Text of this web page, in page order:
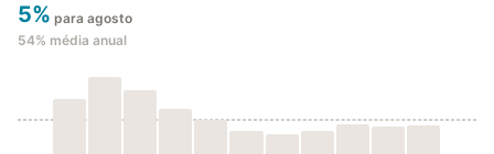
5% para agosto
54% média anual